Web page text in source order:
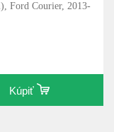
Ford Courier, 2013-
Kúpiť